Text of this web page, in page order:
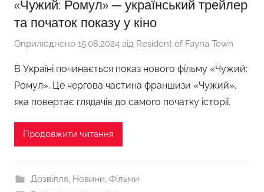
«Чужий: Ромул» ─ український трейлер
та початок показу у кіно
Оприлюднено 15.08.2024 від Resident of Fayna Town
В Україні починається показ нового фільму «Чужий:
Ромул». Це чергова частина франшизи «Чужий»,
яка повертає глядачів до самого початку історії.
Продовжити читання
Дозвілля Новини Фільми